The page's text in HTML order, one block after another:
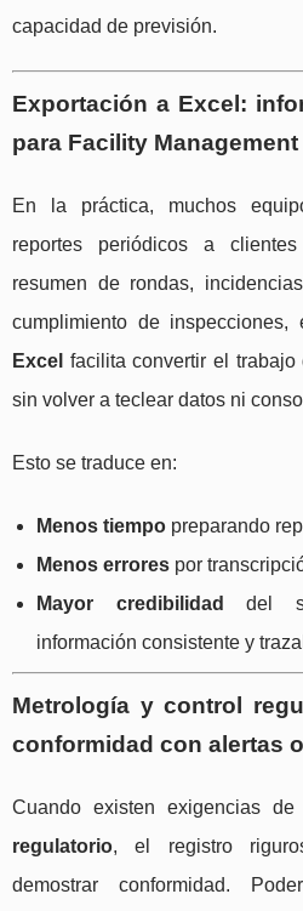
capacidad de previsión.
Exportación a Excel:
para Facility Management
En la práctica, muchos
reportes periódicos a
resumen de rondas,
cumplimiento de inspecciones,
Excel facilita convertir el
sin volver a teclear datos ni
Esto se traduce en:
Menos tiempo preparando
Menos errores por
Mayor credibilidad
del
información consistente y
Metrología y control
conformidad con alertas
Cuando existen exigencias de
regulatorio, el registro
demostrar conformidad.